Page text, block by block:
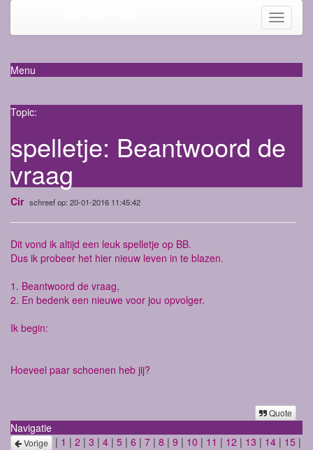
Toggle
Menu
Topic:
spelletje: Beantwoord de
vraag
Cir schreef op: 20-01-2016 11:45:42
Dit vond ik altijd een leuk spelletje op BB.
Dus ik probeer het hier nieuw leven in te blazen.
1. Beantwoord de vraag,
2. En bedenk een nieuwe voor jou opvolger.
Ik begin:
Hoeveel paar schoenen heb jij?
Quote
Navigatie
Vorige | 1 | 2 | 3 | 4 | 5 | 6 | 7 | 8 | 9 | 10 | 11 | 12 | 13 | 14 | 15 |